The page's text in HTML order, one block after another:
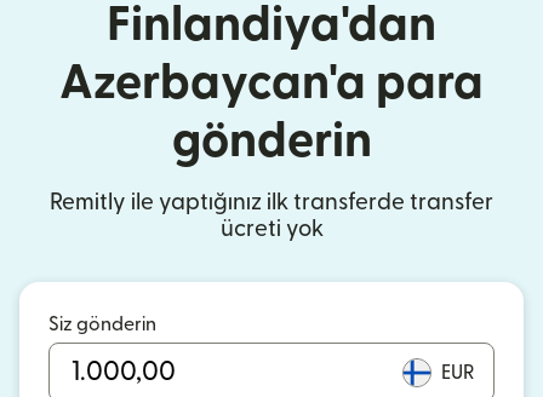
Finlandiya'dan
Azerbaycan'a para
gönderin
Remitly ile yaptığınız ilk transferde transfer
ücreti yok
Siz gönderin
EUR